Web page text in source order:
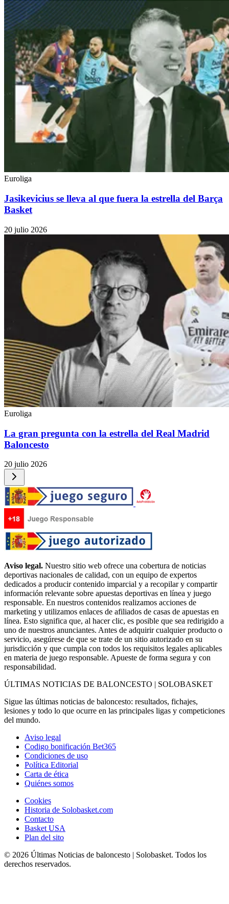
Euroliga
Jasikevicius se lleva al que fuera la estrella del Barça
Basket
20 julio 2026
Euroliga
La gran pregunta con la estrella del Real Madrid
Baloncesto
20 julio 2026
Aviso legal. Nuestro sitio web ofrece una cobertura de noticias
deportivas nacionales de calidad, con un equipo de expertos
dedicados a producir contenido imparcial y a recopilar y compartir
información relevante sobre apuestas deportivas en línea y juego
responsable. En nuestros contenidos realizamos acciones de
marketing y utilizamos enlaces de afiliados de casas de apuestas en
línea. Esto significa que, al hacer clic, es posible que sea redirigido a
uno de nuestros anunciantes. Antes de adquirir cualquier producto o
servicio, asegúrese de que se trate de un sitio autorizado en su
jurisdicción y que cumpla con todos los requisitos legales aplicables
en materia de juego responsable. Apueste de forma segura y con
responsabilidad.
ÚLTIMAS NOTICIAS DE BALONCESTO | SOLOBASKET
Sigue las últimas noticias de baloncesto: resultados, fichajes,
lesiones y todo lo que ocurre en las principales ligas y competiciones
del mundo.
Aviso legal
Codigo bonificación Bet365
Condiciones de uso
Política Editorial
Carta de ética
Quiénes somos
Cookies
Historia de Solobasket.com
Contacto
Basket USA
Plan del sito
© 2026 Últimas Noticias de baloncesto | Solobasket. Todos los
derechos reservados.